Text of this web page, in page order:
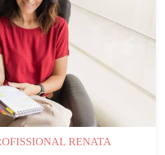
RENATA